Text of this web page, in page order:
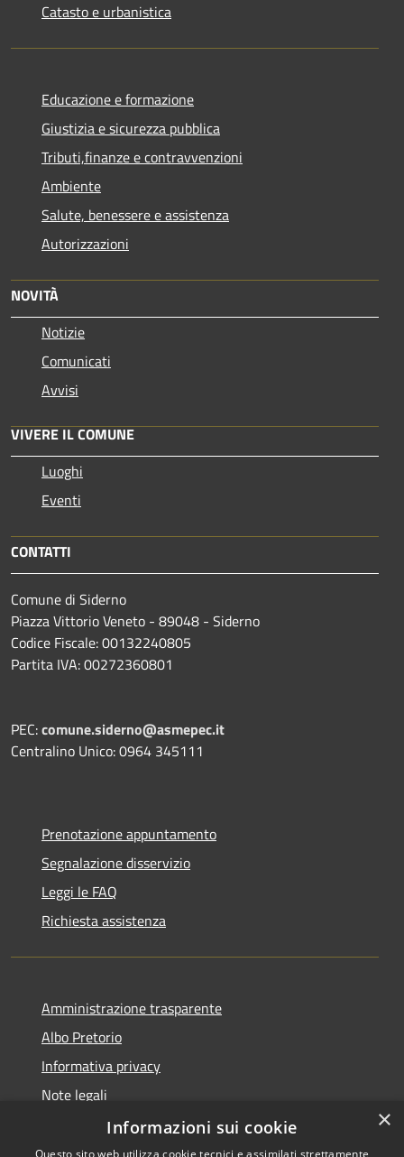
Catasto e urbanistica
Educazione e formazione
Giustizia e sicurezza pubblica
Tributi,finanze e contravvenzioni
Ambiente
Salute, benessere e assistenza
Autorizzazioni
NOVITÀ
Notizie
Comunicati
Avvisi
VIVERE IL COMUNE
Luoghi
Eventi
CONTATTI
Comune di Siderno
Piazza Vittorio Veneto - 89048 - Siderno
Codice Fiscale: 00132240805
Partita IVA: 00272360801
PEC:comune.siderno@asmepec.it
Centralino Unico: 0964 345111
Prenotazione appuntamento
Segnalazione disservizio
Leggi le FAQ
Richiesta assistenza
Amministrazione trasparente
Albo Pretorio
Informativa privacy
Note legali
Dichiarazione di accessibilità
×
Informazioni sui cookie
Questo sito web utilizza cookie tecnici e assimilati strettamente